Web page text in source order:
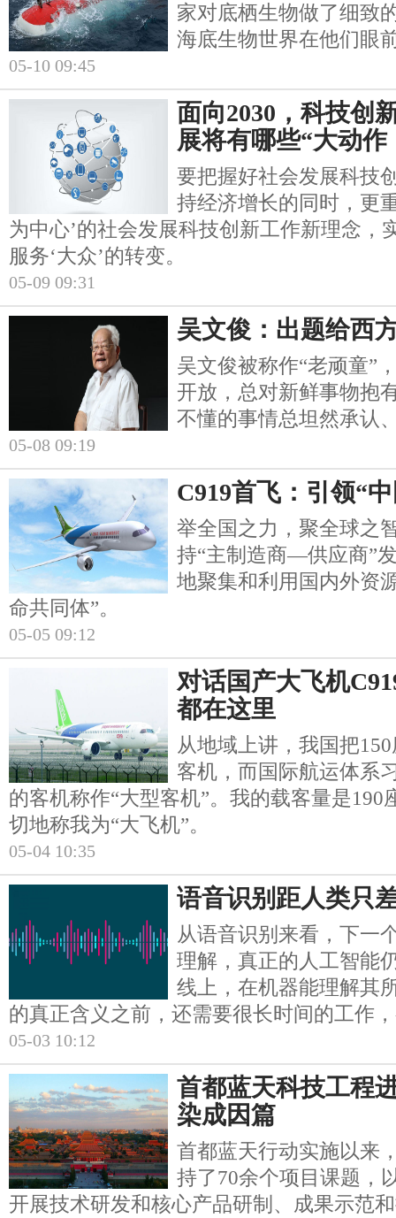
家对底栖生物做了细致
海底生物世界在他们眼
05-10 09:45
面向2030，科技创
展将有哪些“大动作
要把握好社会发展科技
持经济增长的同时，更
为中心’的社会发展科技创新工作新理念，
服务‘大众’的转变。
05-09 09:31
吴文俊：出题给西
吴文俊被称作“老顽童”
开放，总对新鲜事物抱
不懂的事情总坦然承认
05-08 09:19
C919首飞：引领“
举全国之力，聚全球之
持“主制造商—供应商”
地聚集和利用国内外资
命共同体”。
05-05 09:12
对话国产大飞机
都在这里
从地域上讲，我国把
客机，而国际航运体系
的客机称作“大型客机”。我的载客量是190
切地称我为“大飞机”。
05-04 10:35
语音识别距人类只
从语音识别来看，下一
理解，真正的人工智能
线上，在机器能理解其
的真正含义之前，还需要很长时间的工作
05-03 10:12
首都蓝天科技工程
染成因篇
首都蓝天行动实施以来
持了70余个项目课题，
开展技术研发和核心产品研制、成果示范